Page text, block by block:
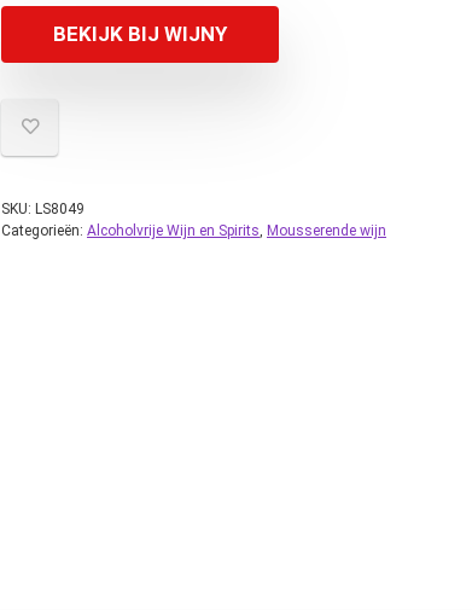
BEKIJK BIJ WIJNY
SKU: LS8049
Categorieën: Alcoholvrije Wijn en Spirits, Mousserende wijn